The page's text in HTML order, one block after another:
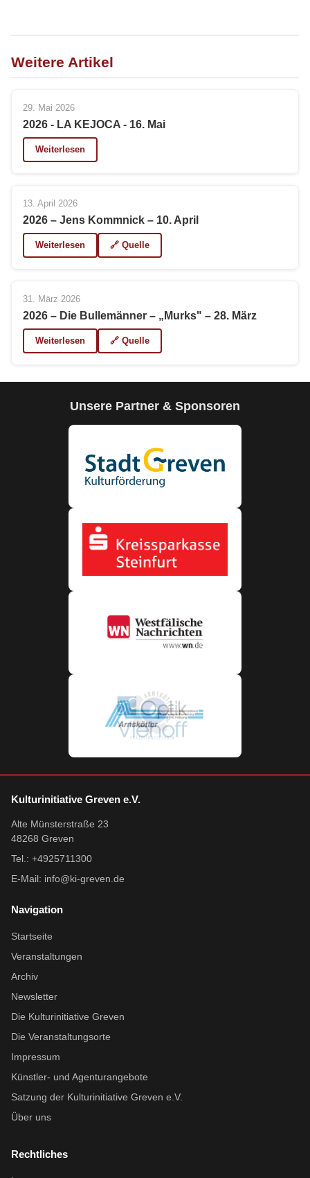
Weitere Artikel
29. Mai 2026
2026 - LA KEJOCA - 16. Mai
Weiterlesen
13. April 2026
2026 – Jens Kommnick – 10. April
Weiterlesen 🔗 Quelle
31. März 2026
2026 – Die Bullemänner – „Murks" – 28. März
Weiterlesen 🔗 Quelle
Unsere Partner & Sponsoren
Kulturinitiative Greven e.V.
Alte Münsterstraße 23
48268 Greven
Tel.: +4925711300
E-Mail: info@ki-greven.de
Navigation
Startseite
Veranstaltungen
Archiv
Newsletter
Die Kulturinitiative Greven
Die Veranstaltungsorte
Impressum
Künstler- und Agenturangebote
Satzung der Kulturinitiative Greven e.V.
Über uns
Rechtliches